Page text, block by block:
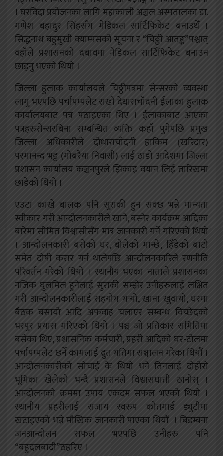
। घरविदा प्रयोजनका लागि महाकाली अञ्चल अस्पतालका डा.
गणेश बहादुर सिंहसँग मेडिकल सार्टिफिकेट बनाउथेँ ।
सिद्धनाथ बहुमुखी क्याम्पसको सूचना र “चिठ्ठी आतङ्क”पश्चात्
वहाँले प्रशासनको दबावमा मेडिकल सार्टिफिकेट बनाउन
छाड्नु भएको थियो ।
जिल्ला हुलाक कार्यालयले चिठ्ठीपत्रमा सेन्सरको व्यवस्था
लागु भएपछि पर्चापम्पलेट राखी देधाराचाँदनी ईलाका हुलाक
कार्यालयबाट पत्र पठाइएका थिए । ईलाकाबाट आएका
पत्रहरुसेन्सरबिना सम्बन्धित व्यक्ति कहाँ पुगेपछि प्रमुख
जिल्ला अधिकारीले दोधाराचाँदनी हाकिम (खरिदार)
परमानन्द भट्ट (गोबरैया निवासी) लाई ठाडो आदेशमा जिल्ला
प्रशासन कार्यालय कञ्चनपुरले झिकाइ वयान लिई तारिखमा
छाडेको थियो ।
एउटा काखे बालक पनि सुराकी हुन सक्छ भन्ने मान्यता
स्वीकार गरी आन्दोलनकारीले खाने, बस्नेर कार्यक्रम आदिका
बारेमा सीमित विश्वासीसँग मात्र जानकारी गर्ने गरिएको थियो
। आन्दोलनकारी बसेको घर, बोलेको मान्छे, हिँडेको बाटो
समेत दोषी करार गर्न थालेपछि आन्दोलनकारिले रणनीति
परिवर्तन गरेको थियो । स्थानीय भएका नाताले प्रशासनका
नजिक घुलमिल हुनेलाई सुराकी सम्झेर उनीहरुलाई लक्षित
गरी आन्दोलनकारीलाई सहयोग गर्‍यो, खाना खुवायो, घरमा
बैठक बसायो आदि अफवाह चलाएर सम्बन्ध विच्छेदको
भरपुर प्रयास गरिएको थियो । पञ्च जो प्रतिकार समितिमा
बसेका थिए, प्रशासनिक कर्मचारी, प्रहरी आदिको घर-टोलमा
पर्चापम्पलेट छर्ने कामलाई द्रुत गतिमा सञ्चालन गरेका थियौं ।
आन्दोलनकारीको सोचाई के थियो भने तिनलाई दोहोरो
भूमिका खेलेको भन्दै प्रशासनले विश्वासघाती ठानोस्‌ ।
आन्दोलनको क्रममा उपाय एकदम सफल भएको थियो ।
स्थानीय प्रहरीलाई सजाय स्वरुप कोतगार्ड ड्युटीमा
खटाइएको भन्ने मौखिक जानकारी पाएका थियौं । बिडम्बना
जनआन्दोलन सफल भएपछि उनीहरु पनि
“बहुदलबादी”ठहरिए ।